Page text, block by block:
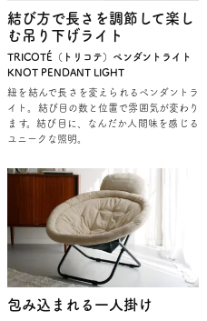
結び方で長さを調節して楽し
む吊り下げライト
TRICOTÉ（トリコテ）ペンダントライト
KNOT PENDANT LIGHT
紐を結んで長さを変えられるペンダントラ
イト。結び目の数と位置で雰囲気が変わり
ます。結び目に、なんだか人間味を感じる
ユニークな照明。
包み込まれる一人掛け